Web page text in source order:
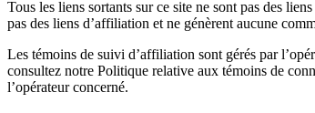
Tous les liens sortants sur ce site ne sont pas des
pas des liens d’affiliation et ne génèrent aucune
Les témoins de suivi d’affiliation sont gérés par
consultez notre Politique relative aux témoins de
l’opérateur concerné.